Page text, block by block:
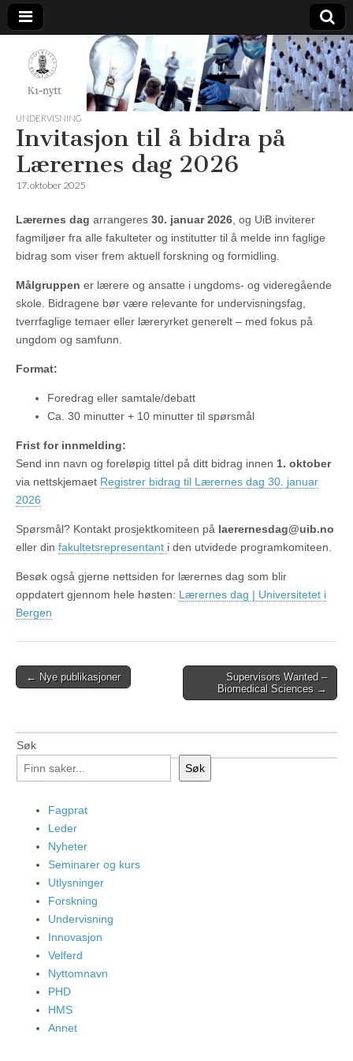
K1-
Nytt
UNDERVISNING
Invitasjon til å bidra på
Lærernes dag 2026
17. oktober 2025
Lærernes dag arrangeres 30. januar 2026, og UiB inviterer
fagmiljøer fra alle fakulteter og institutter til å melde inn faglige
bidrag som viser frem aktuell forskning og formidling.
Målgruppen er lærere og ansatte i ungdoms- og videregående
skole. Bidragene bør være relevante for undervisningsfag,
tverrfaglige temaer eller læreryrket generelt – med fokus på
ungdom og samfunn.
Format:
Foredrag eller samtale/debatt
Ca. 30 minutter + 10 minutter til spørsmål
Frist for innmelding:
Send inn navn og foreløpig tittel på ditt bidrag innen 1. oktober
via nettskjemaet Registrer bidrag til Lærernes dag 30. januar
2026
Spørsmål? Kontakt prosjektkomiteen på laerernesdag@uib.no
eller din fakultetsrepresentant i den utvidede programkomiteen.
Besøk også gjerne nettsiden for lærernes dag som blir
oppdatert gjennom hele høsten: Lærernes dag | Universitetet i
Bergen
Post
← Nye publikasjoner
Supervisors Wanted –
Biomedical Sciences →
Søk
Søk
Fagprat
Leder
Nyheter
Seminarer og kurs
Utlysninger
Forskning
Undervisning
Innovasjon
Velferd
Nyttomnavn
PHD
HMS
Annet